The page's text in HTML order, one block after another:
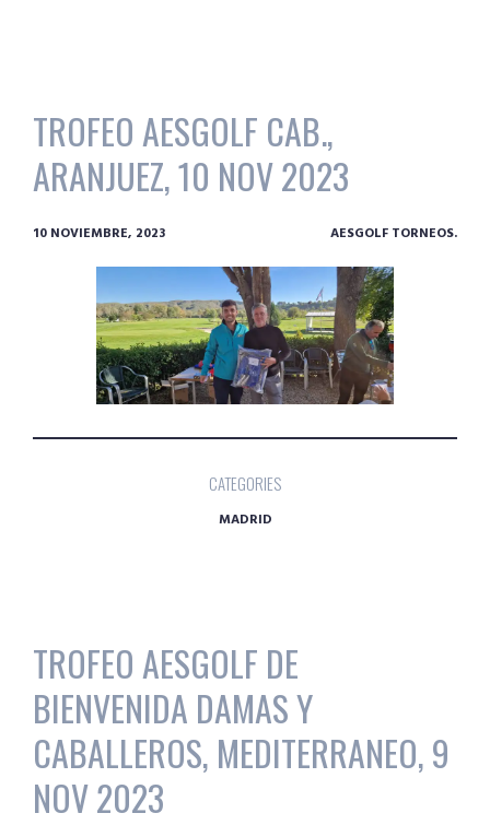
TROFEO AESGOLF CAB.,
ARANJUEZ, 10 NOV 2023
10 NOVIEMBRE, 2023 AESGOLF TORNEOS.
CATEGORIES
MADRID
TROFEO AESGOLF DE
BIENVENIDA DAMAS Y
CABALLEROS, MEDITERRANEO, 9
NOV 2023